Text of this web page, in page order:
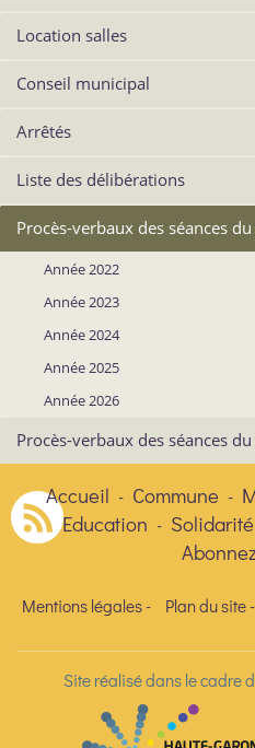
Location salles
Conseil municipal
Arrêtés
Liste des délibérations
Procès-verbaux des séances
Année 2022
Année 2023
Année 2024
Année 2025
Année 2026
Procès-verbaux des séances du
Accueil - Commune -
Education - Solidarité
Mentions légales - Plan du site -
Site réalisé dans le cadre